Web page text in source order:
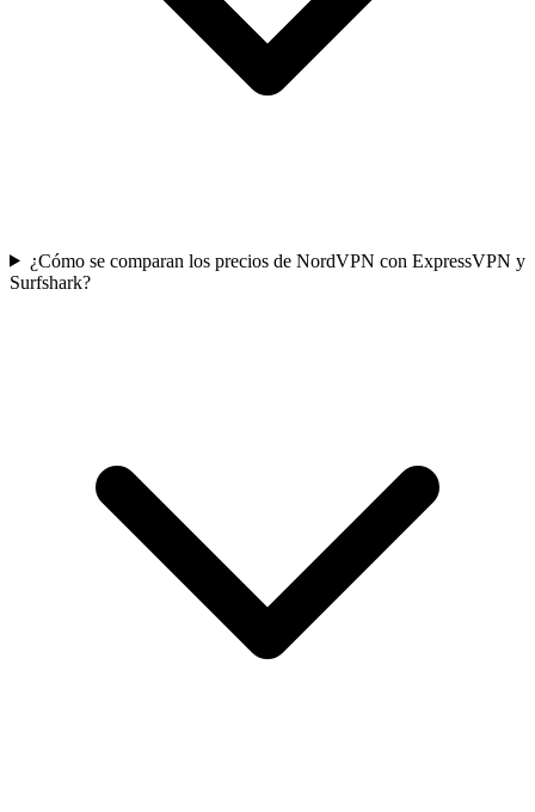
¿Cómo se comparan los precios de NordVPN con ExpressVPN y
Surfshark?